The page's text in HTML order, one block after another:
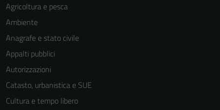
Agricoltura e pesca
Ambiente
Anagrafe e stato civile
Appalti pubblici
Autorizzazioni
Catasto, urbanistica e SUE
Cultura e tempo libero